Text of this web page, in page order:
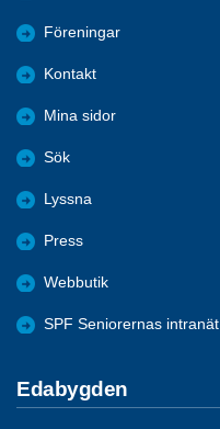
Föreningar
Kontakt
Mina sidor
Sök
Lyssna
Press
Webbutik
SPF Seniorernas intranät
Edabygden